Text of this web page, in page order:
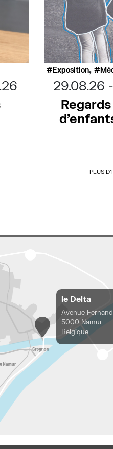
Exposition,
29.08.26
PLUS
le Delta
Avenue
5000 Namur
Belgique